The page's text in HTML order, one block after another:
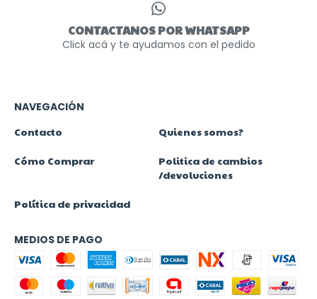
CONTACTANOS POR WHATSAPP
Click acá y te ayudamos con el pedido
NAVEGACIÓN
Contacto
Quienes somos?
Cómo Comprar
Politica de cambios
/devoluciones
Política de privacidad
MEDIOS DE PAGO